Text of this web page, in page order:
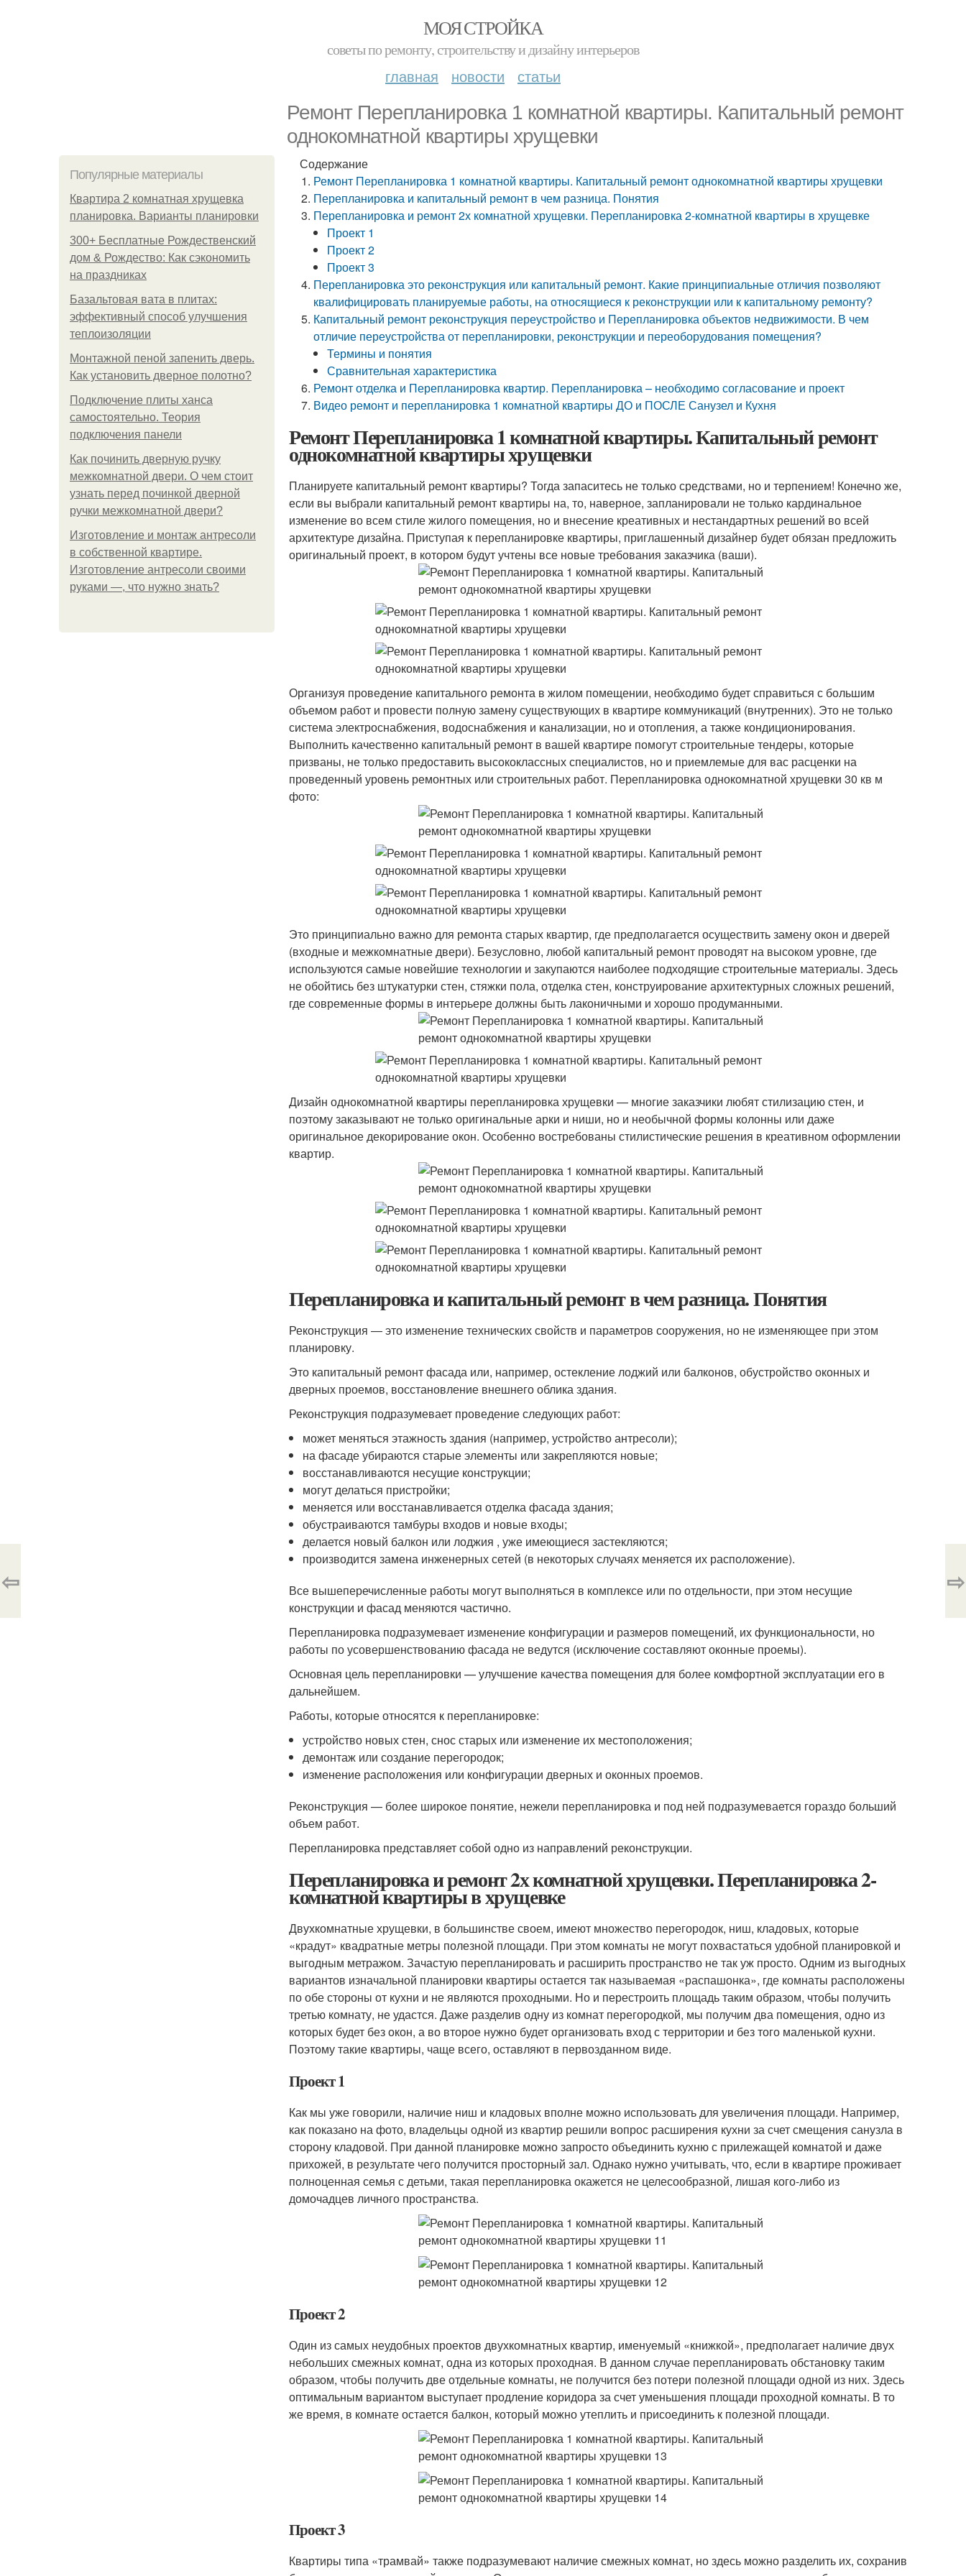
МОЯ СТРОЙКА
советы по ремонту, строительству и дизайну интерьеров
главная новости статьи
Ремонт Перепланировка 1 комнатной квартиры. Капитальный ремонт
однокомнатной квартиры хрущевки
Популярные материалы
Квартира 2 комнатная хрущевка
планировка. Варианты планировки
300+ Бесплатные Рождественский
дом & Рождество: Как сэкономить
на праздниках
Базальтовая вата в плитах:
эффективный способ улучшения
теплоизоляции
Монтажной пеной запенить дверь.
Как установить дверное полотно?
Подключение плиты ханса
самостоятельно. Теория
подключения панели
Как починить дверную ручку
межкомнатной двери. О чем стоит
узнать перед починкой дверной
ручки межкомнатной двери?
Изготовление и монтаж антресоли
в собственной квартире.
Изготовление антресоли своими
руками —, что нужно знать?
Содержание
Ремонт Перепланировка 1 комнатной квартиры. Капитальный ремонт однокомнатной квартиры хрущевки
Перепланировка и капитальный ремонт в чем разница. Понятия
Перепланировка и ремонт 2х комнатной хрущевки. Перепланировка 2-комнатной квартиры в хрущевке
Проект 1
Проект 2
Проект 3
Перепланировка это реконструкция или капитальный ремонт. Какие принципиальные отличия позволяют
квалифицировать планируемые работы, на относящиеся к реконструкции или к капитальному ремонту?
Капитальный ремонт реконструкция переустройство и Перепланировка объектов недвижимости. В чем
отличие переустройства от перепланировки, реконструкции и переоборудования помещения?
Термины и понятия
Сравнительная характеристика
Ремонт отделка и Перепланировка квартир. Перепланировка – необходимо согласование и проект
Видео ремонт и перепланировка 1 комнатной квартиры ДО и ПОСЛЕ Санузел и Кухня
Ремонт Перепланировка 1 комнатной квартиры. Капитальный ремонт
однокомнатной квартиры хрущевки
Планируете капитальный ремонт квартиры? Тогда запаситесь не только средствами, но и терпением! Конечно же,
если вы выбрали капитальный ремонт квартиры на, то, наверное, запланировали не только кардинальное
изменение во всем стиле жилого помещения, но и внесение креативных и нестандартных решений во всей
архитектуре дизайна. Приступая к перепланировке квартиры, приглашенный дизайнер будет обязан предложить
оригинальный проект, в котором будут учтены все новые требования заказчика (ваши).
Организуя проведение капитального ремонта в жилом помещении, необходимо будет справиться с большим
объемом работ и провести полную замену существующих в квартире коммуникаций (внутренних). Это не только
система электроснабжения, водоснабжения и канализации, но и отопления, а также кондиционирования.
Выполнить качественно капитальный ремонт в вашей квартире помогут строительные тендеры, которые
призваны, не только предоставить высококлассных специалистов, но и приемлемые для вас расценки на
проведенный уровень ремонтных или строительных работ. Перепланировка однокомнатной хрущевки 30 кв м
фото:
Это принципиально важно для ремонта старых квартир, где предполагается осуществить замену окон и дверей
(входные и межкомнатные двери). Безусловно, любой капитальный ремонт проводят на высоком уровне, где
используются самые новейшие технологии и закупаются наиболее подходящие строительные материалы. Здесь
не обойтись без штукатурки стен, стяжки пола, отделка стен, конструирование архитектурных сложных решений,
где современные формы в интерьере должны быть лаконичными и хорошо продуманными.
Дизайн однокомнатной квартиры перепланировка хрущевки — многие заказчики любят стилизацию стен, и
поэтому заказывают не только оригинальные арки и ниши, но и необычной формы колонны или даже
оригинальное декорирование окон. Особенно востребованы стилистические решения в креативном оформлении
квартир.
Перепланировка и капитальный ремонт в чем разница. Понятия
Реконструкция — это изменение технических свойств и параметров сооружения, но не изменяющее при этом
планировку.
Это капитальный ремонт фасада или, например, остекление лоджий или балконов, обустройство оконных и
дверных проемов, восстановление внешнего облика здания.
Реконструкция подразумевает проведение следующих работ:
может меняться этажность здания (например, устройство антресоли);
на фасаде убираются старые элементы или закрепляются новые;
восстанавливаются несущие конструкции;
могут делаться пристройки;
меняется или восстанавливается отделка фасада здания;
обустраиваются тамбуры входов и новые входы;
делается новый балкон или лоджия , уже имеющиеся застекляются;
производится замена инженерных сетей (в некоторых случаях меняется их расположение).
Все вышеперечисленные работы могут выполняться в комплексе или по отдельности, при этом несущие
конструкции и фасад меняются частично.
Перепланировка подразумевает изменение конфигурации и размеров помещений, их функциональности, но
работы по усовершенствованию фасада не ведутся (исключение составляют оконные проемы).
Основная цель перепланировки — улучшение качества помещения для более комфортной эксплуатации его в
дальнейшем.
Работы, которые относятся к перепланировке:
устройство новых стен, снос старых или изменение их местоположения;
демонтаж или создание перегородок;
изменение расположения или конфигурации дверных и оконных проемов.
Реконструкция — более широкое понятие, нежели перепланировка и под ней подразумевается гораздо больший
объем работ.
Перепланировка представляет собой одно из направлений реконструкции.
Перепланировка и ремонт 2х комнатной хрущевки. Перепланировка 2-
комнатной квартиры в хрущевке
Двухкомнатные хрущевки, в большинстве своем, имеют множество перегородок, ниш, кладовых, которые
«крадут» квадратные метры полезной площади. При этом комнаты не могут похвастаться удобной планировкой и
выгодным метражом. Зачастую перепланировать и расширить пространство не так уж просто. Одним из выгодных
вариантов изначальной планировки квартиры остается так называемая «распашонка», где комнаты расположены
по обе стороны от кухни и не являются проходными. Но и перестроить площадь таким образом, чтобы получить
третью комнату, не удастся. Даже разделив одну из комнат перегородкой, мы получим два помещения, одно из
которых будет без окон, а во второе нужно будет организовать вход с территории и без того маленькой кухни.
Поэтому такие квартиры, чаще всего, оставляют в первозданном виде.
Проект 1
Как мы уже говорили, наличие ниш и кладовых вполне можно использовать для увеличения площади. Например,
как показано на фото, владельцы одной из квартир решили вопрос расширения кухни за счет смещения санузла в
сторону кладовой. При данной планировке можно запросто объединить кухню с прилежащей комнатой и даже
прихожей, в результате чего получится просторный зал. Однако нужно учитывать, что, если в квартире проживает
полноценная семья с детьми, такая перепланировка окажется не целесообразной, лишая кого-либо из
домочадцев личного пространства.
Проект 2
Один из самых неудобных проектов двухкомнатных квартир, именуемый «книжкой», предполагает наличие двух
небольших смежных комнат, одна из которых проходная. В данном случае перепланировать обстановку таким
образом, чтобы получить две отдельные комнаты, не получится без потери полезной площади одной из них. Здесь
оптимальным вариантом выступает продление коридора за счет уменьшения площади проходной комнаты. В то
же время, в комнате остается балкон, который можно утеплить и присоединить к полезной площади.
Проект 3
Квартиры типа «трамвай» также подразумевают наличие смежных комнат, но здесь можно разделить их, сохранив
⇦ ⇨